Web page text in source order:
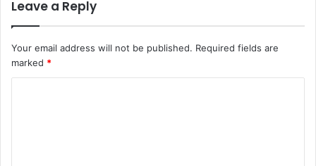
Leave a Reply
Your email address will not be published. Required fields are
marked *